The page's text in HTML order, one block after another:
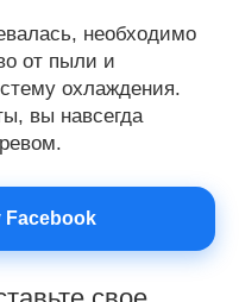
необходимо
от пыли и
охлаждения.
вы навсегда
Facebook